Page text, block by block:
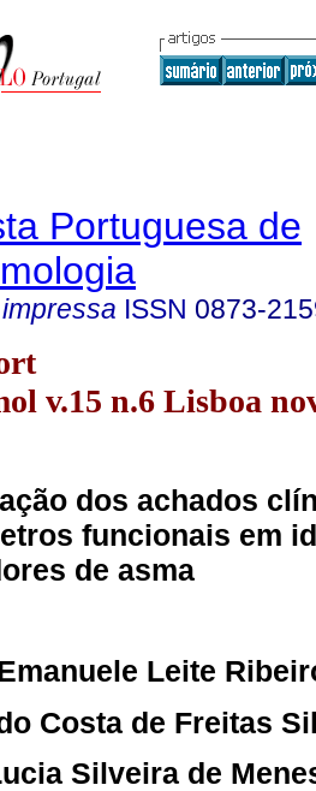
Portuguesa de
ISSN 0873-
v.15 n.6 Lisboa
dos achados
funcionais em
de asma
Leite
Costa de Freitas
Silveira de